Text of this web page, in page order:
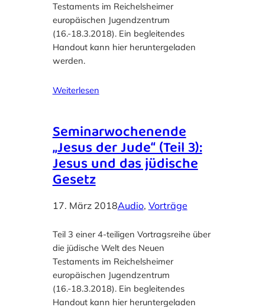
Testaments im Reichelsheimer
europäischen Jugendzentrum
(16.-18.3.2018). Ein begleitendes
Handout kann hier heruntergeladen
werden.
Weiterlesen
Seminarwochenende
„Jesus der Jude“ (Teil 3):
Jesus und das jüdische
Gesetz
17. März 2018Audio, Vorträge
Teil 3 einer 4-teiligen Vortragsreihe über
die jüdische Welt des Neuen
Testaments im Reichelsheimer
europäischen Jugendzentrum
(16.-18.3.2018). Ein begleitendes
Handout kann hier heruntergeladen